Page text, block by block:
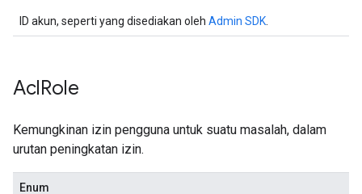
ID akun, seperti yang disediakan oleh Admin SDK
AclRole
Kemungkinan izin pengguna untuk suatu masalah, dalam
urutan peningkatan izin.
Enum